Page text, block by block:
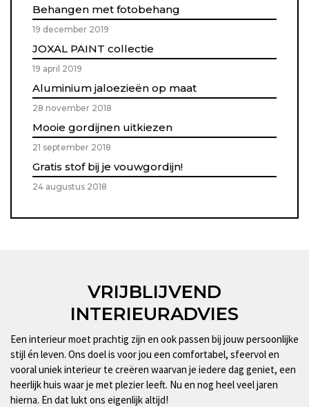
Behangen met fotobehang
19 december 2019
JOXAL PAINT collectie
19 april 2019
Aluminium jaloezieën op maat
28 november 2018
Mooie gordijnen uitkiezen
21 september 2018
Gratis stof bij je vouwgordijn!
24 augustus 2018
VRIJBLIJVEND
INTERIEURADVIES
Een interieur moet prachtig zijn en ook passen bij jouw persoonlijke
stijl én leven. Ons doel is voor jou een comfortabel, sfeervol en
vooral uniek interieur te creëren waarvan je iedere dag geniet, een
heerlijk huis waar je met plezier leeft. Nu en nog heel veel jaren
hierna. En dat lukt ons eigenlijk altijd!